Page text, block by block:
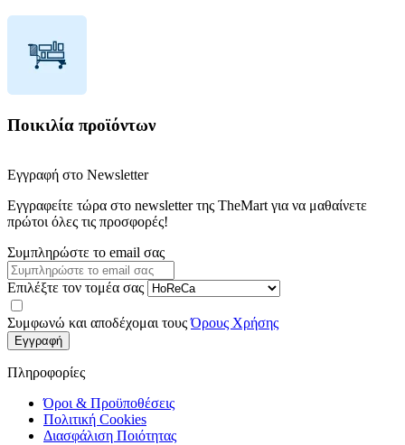
Ποικιλία προϊόντων
Εγγραφή στο Newsletter
Εγγραφείτε τώρα στο newsletter της TheMart για να μαθαίνετε
πρώτοι όλες τις προσφορές!
Συμπληρώστε το email σας
Επιλέξτε τον τομέα σας
Συμφωνώ και αποδέχομαι τουςΌρους Χρήσης
Εγγραφή
Πληροφορίες
Όροι & Προϋποθέσεις
Πολιτική Cookies
Διασφάλιση Ποιότητας